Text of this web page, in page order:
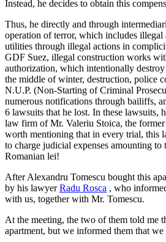
Instead, he decides to obtain this
Thus, he directly and through
operation of terror, which includes illegal
utilities through illegal actions in
GDF Suez, illegal construction works
authorization, which intentionally
the middle of winter, destruction, police
N.U.P. (Non-Starting of Criminal
numerous notifications through bailiffs,
6 lawsuits that he lost. In these lawsuits,
law firm of Mr. Valeriu Stoica, the
worth mentioning that in every trial, this
to charge judicial expenses amounting
Romanian lei!
After Alexandru Tomescu bought this
by his lawyerRadu Rosca , who
with us, together with Mr. Tomescu.
At the meeting, the two of them told me
apartment, but we informed them that